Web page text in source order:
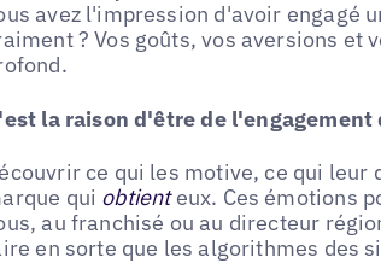
avez l'impression d'avoir engagé
? Vos goûts, vos aversions et
la raison d'être de
ce qui les motive, ce qui leur
qui obtienteux. Ces émotions
au franchisé ou au directeur
en sorte que les algorithmes des